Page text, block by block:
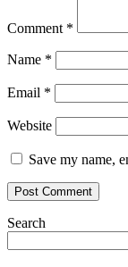
Comment *
Name *
Email *
Website
Save my name,
Search